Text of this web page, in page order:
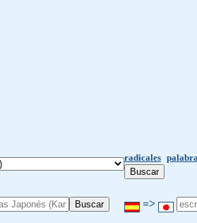
radicales
=>